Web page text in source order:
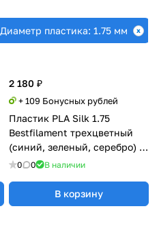
Диаметр пластика: 1.75 мм
2 180 ₽
+ 109 Бонусных рублей
Пластик PLA Silk 1.75
Bestfilament трехцветный
(синий, зеленый, серебро) 1
кг0 0 В наличии
В корзину